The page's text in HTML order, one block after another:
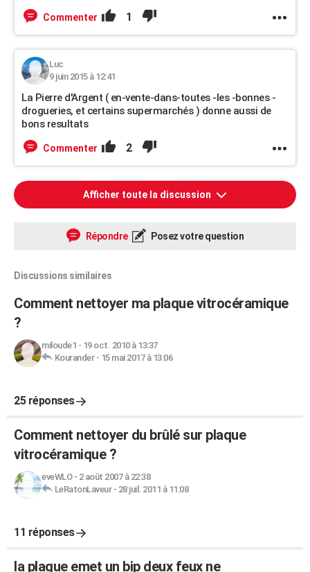
Commenter 1
Luc
9 juin 2015 à 12:41
La Pierre d'Argent ( en-vente-dans-toutes -les -bonnes -
drogueries, et certains supermarchés ) donne aussi de
bons resultats
Commenter 2
Afficher toute la discussion
Répondre Posez votre question
Discussions similaires
Comment nettoyer ma plaque vitrocéramique
?
miloude1 - 19 oct. 2010 à 13:37
Kourander- 15 mai 2017 à 13:06
25 réponses
Comment nettoyer du brûlé sur plaque
vitrocéramique ?
eveWLO- 2 août 2007 à 22:38
LeRatonLaveur- 28 juil. 2011 à 11:08
11 réponses
la plaque emet un bip deux feux ne